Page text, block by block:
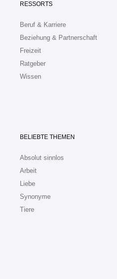
RESSORTS
Beruf & Karriere
Beziehung & Partnerschaft
Freizeit
Ratgeber
Wissen
BELIEBTE THEMEN
Absolut sinnlos
Arbeit
Liebe
Synonyme
Tiere